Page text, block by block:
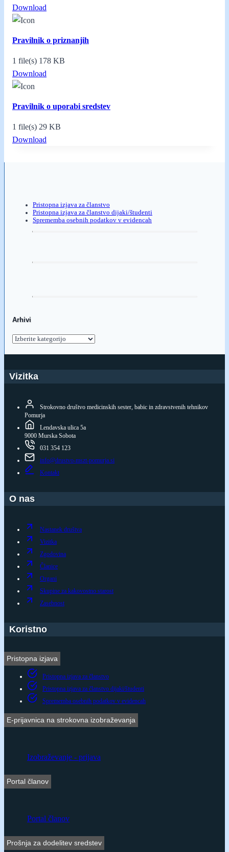
Download
Pravilnik o priznanjih
1 file(s) 178 KB
Download
Pravilnik o uporabi sredstev
1 file(s) 29 KB
Download
Pristopna izjava za članstvo
Pristopna izjava za članstvo dijaki/študenti
Sprememba osebnih podatkov v evidencah
Arhivi
Arhivi
Vizitka
Strokovno društvo medicinskih sester, babic in zdravstvenih tehnikov
Pomurja
Lendavska ulica 5a
9000 Murska Sobota
031 354 123
info@drustvo-mszt-pomurja.si
Kontakt
O nas
Nastanek društva
Vizitka
Zgodovina
Članice
Organi
Skupine za kakovostno starost
Zasebnost
Koristno
Pristopna izjava
Pristopna izjava za članstvo
Pristopna izjava za članstvo dijaki/študenti
Sprememba osebnih podatkov v evidencah
E-prijavnica na strokovna izobraževanja
Izobraževanje - prijava
Portal članov
Portal članov
Prošnja za dodelitev sredstev